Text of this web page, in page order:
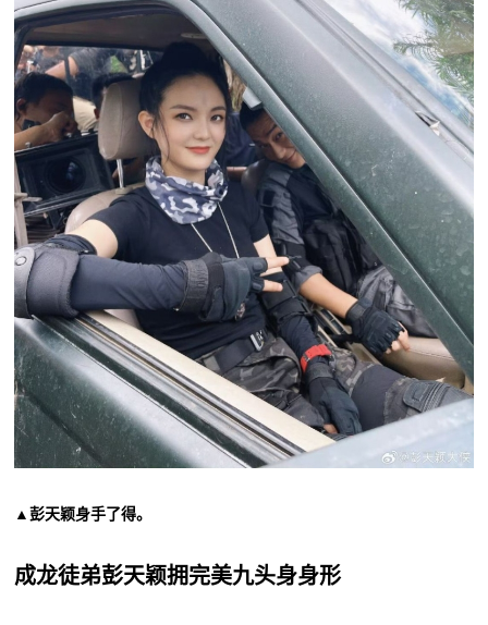
▲彭天颖身手了得。
成龙徒弟彭天颖拥完美九头身身形